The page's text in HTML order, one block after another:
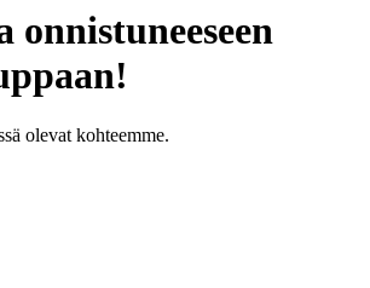
onnistuneeseen
olevat kohteemme.